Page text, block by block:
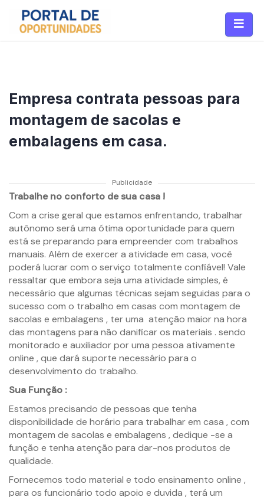
Empresa contrata pessoas para
montagem de sacolas e
embalagens em casa.
Publicidade
Trabalhe no conforto de sua casa !
Com a crise geral que estamos enfrentando, trabalhar
autônomo será uma ótima oportunidade para quem
está se preparando para empreender com trabalhos
manuais. Além de exercer a atividade em casa, você
poderá lucrar com o serviço totalmente confiável! Vale
ressaltar que embora seja uma atividade simples, é
necessário que algumas técnicas sejam seguidas para o
sucesso com o trabalho em casas com montagem de
sacolas e embalagens , ter uma atenção maior na hora
das montagens para não danificar os materiais . sendo
monitorado e auxiliador por uma pessoa ativamente
online , que dará suporte necessário para o
desenvolvimento do trabalho.
Sua Função :
Estamos precisando de pessoas que tenha
disponibilidade de horário para trabalhar em casa , com
montagem de sacolas e embalagens , dedique -se a
função e tenha atenção para dar-nos produtos de
qualidade.
Fornecemos todo material e todo ensinamento online ,
para os funcionário todo apoio e duvida , terá um